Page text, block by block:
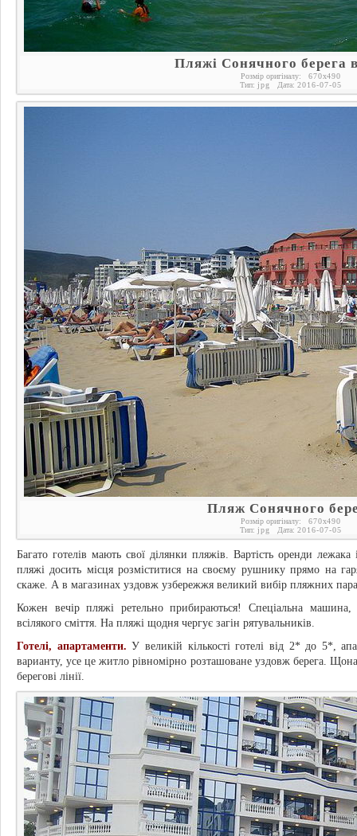
Пляжі Сонячного берега
Розмір оригіналу: 670x490
Тип: jpg Дата: 2016-07-05
Пляж Сонячного
Розмір оригіналу: 670x490
Тип: jpg Дата: 2016-07-05
Багато готелів мають свої ділянки пляжів. Вартість оренди
пляжі досить місця розміститися на своєму рушнику прямо на
скаже. А в магазинах уздовж узбережжя великий вибір пляжних
Кожен вечір пляжі ретельно прибираються! Спеціальна
всілякого сміття. На пляжі щодня чергує загін рятувальників.
Готелі, апартаменти. У великій кількості готелі від 2* до 5*,
варианту, усе це житло рівномірно розташоване уздовж берега.
берегові лінії.